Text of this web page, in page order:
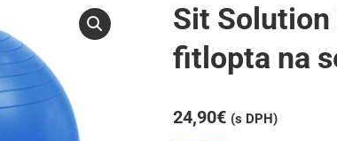
Sit
fitlopta na
24,90€ (s DPH)